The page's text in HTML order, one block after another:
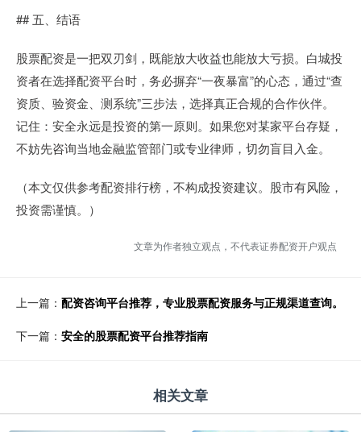
## 五、结语
股票配资是一把双刃剑，既能放大收益也能放大亏损。白城投
资者在选择配资平台时，务必摒弃“一夜暴富”的心态，通过“查
资质、验资金、测系统”三步法，选择真正合规的合作伙伴。
记住：安全永远是投资的第一原则。如果您对某家平台存疑，
不妨先咨询当地金融监管部门或专业律师，切勿盲目入金。
（本文仅供参考配资排行榜，不构成投资建议。股市有风险，
投资需谨慎。）
文章为作者独立观点，不代表证券配资开户观点
上一篇： 配资咨询平台推荐，专业股票配资服务与正规渠道查询。
下一篇： 安全的股票配资平台推荐指南
相关文章